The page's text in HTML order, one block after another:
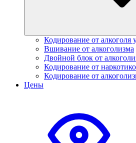
Кодирование от алкоголя
Вшивание от алкоголизма
Двойной блок от
Кодирование от
Кодирование от
Цены